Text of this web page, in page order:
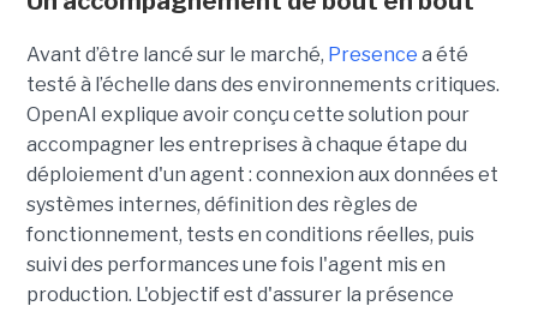
Avant d’être lancé sur le marché, Presence a été
testé à l’échelle dans des environnements critiques.
OpenAI explique avoir conçu cette solution pour
accompagner les entreprises à chaque étape du
déploiement d'un agent : connexion aux données et
systèmes internes, définition des règles de
fonctionnement, tests en conditions réelles, puis
suivi des performances une fois l'agent mis en
production. L'objectif est d'assurer la présence